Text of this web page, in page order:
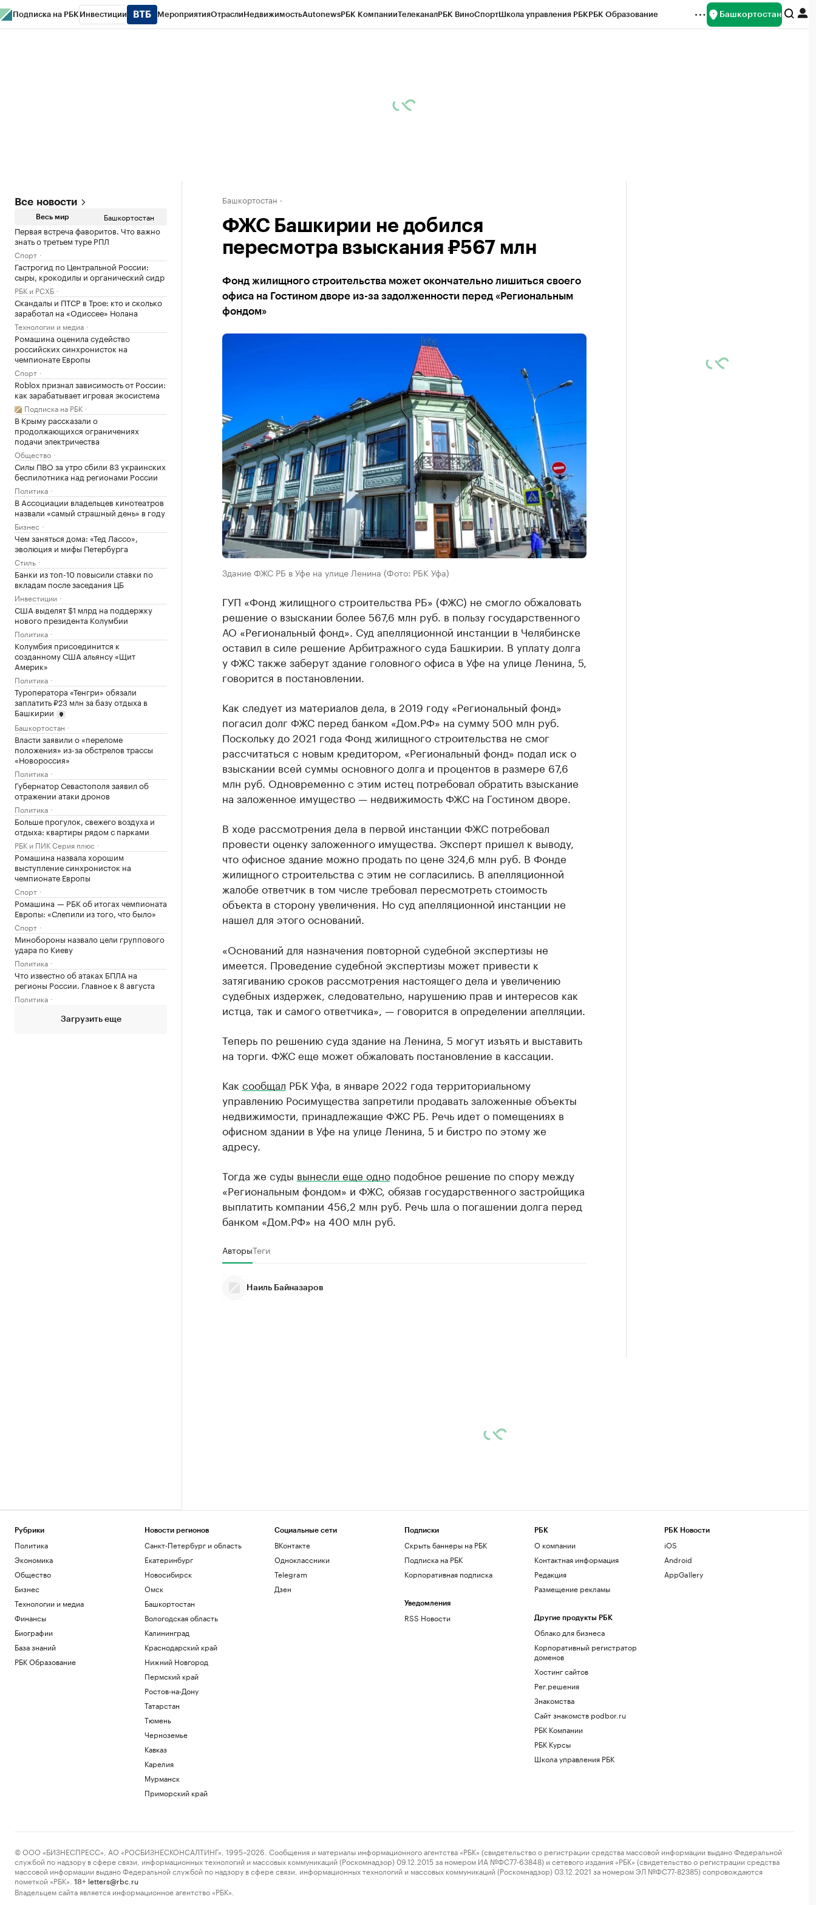
Подписка на РБК Инвестиции МероприятияОтраслиНедвижимостьAutonewsРБК КомпанииТелеканалРБК ВиноСпортШкола управления РБКРБК Образование Башкортостан
Все новости
Весь мир Башкортостан
Первая встреча фаворитов. Что важно
знать о третьем туре РПЛ
Спорт
Гастрогид по Центральной России:
сыры, крокодилы и органический сидр
РБК и РСХБ
Скандалы и ПТСР в Трое: кто и сколько
заработал на «Одиссее» Нолана
Технологии и медиа
Ромашина оценила судейство
российских синхронисток на
чемпионате Европы
Спорт
Roblox признал зависимость от России:
как зарабатывает игровая экосистема
Подписка на РБК
В Крыму рассказали о
продолжающихся ограничениях
подачи электричества
Общество
Силы ПВО за утро сбили 83 украинских
беспилотника над регионами России
Политика
В Ассоциации владельцев кинотеатров
назвали «самый страшный день» в году
Бизнес
Чем заняться дома: «Тед Лассо»,
эволюция и мифы Петербурга
Стиль
Банки из топ-10 повысили ставки по
вкладам после заседания ЦБ
Инвестиции
США выделят $1 млрд на поддержку
нового президента Колумбии
Политика
Колумбия присоединится к
созданному США альянсу «Щит
Америк»
Политика
Туроператора «Тенгри» обязали
заплатить ₽23 млн за базу отдыха в
Башкирии
Башкортостан
Власти заявили о «переломе
положения» из-за обстрелов трассы
«Новороссия»
Политика
Губернатор Севастополя заявил об
отражении атаки дронов
Политика
Больше прогулок, свежего воздуха и
отдыха: квартиры рядом с парками
РБК и ПИК Серия плюс
Ромашина назвала хорошим
выступление синхронисток на
чемпионате Европы
Спорт
Ромашина — РБК об итогах чемпионата
Европы: «Слепили из того, что было»
Спорт
Минобороны назвало цели группового
удара по Киеву
Политика
Что известно об атаках БПЛА на
регионы России. Главное к 8 августа
Политика
Загрузить еще
Башкортостан
ФЖС Башкирии не добился
пересмотра взыскания ₽567 млн
Фонд жилищного строительства может окончательно лишиться своего
офиса на Гостином дворе из-за задолженности перед «Региональным
фондом»
Здание ФЖС РБ в Уфе на улице Ленина (Фото: РБК Уфа)
ГУП «Фонд жилищного строительства РБ» (ФЖС) не смогло обжаловать
решение о взыскании более 567,6 млн руб. в пользу государственного
АО «Региональный фонд». Суд апелляционной инстанции в Челябинске
оставил в силе решение Арбитражного суда Башкирии. В уплату долга
у ФЖС также заберут здание головного офиса в Уфе на улице Ленина, 5,
говорится в постановлении.
Как следует из материалов дела, в 2019 году «Региональный фонд»
погасил долг ФЖС перед банком «Дом.РФ» на сумму 500 млн руб.
Поскольку до 2021 года Фонд жилищного строительства не смог
рассчитаться с новым кредитором, «Региональный фонд» подал иск о
взыскании всей суммы основного долга и процентов в размере 67,6
млн руб. Одновременно с этим истец потребовал обратить взыскание
на заложенное имущество — недвижимость ФЖС на Гостином дворе.
В ходе рассмотрения дела в первой инстанции ФЖС потребовал
провести оценку заложенного имущества. Эксперт пришел к выводу,
что офисное здание можно продать по цене 324,6 млн руб. В Фонде
жилищного строительства с этим не согласились. В апелляционной
жалобе ответчик в том числе требовал пересмотреть стоимость
объекта в сторону увеличения. Но суд апелляционной инстанции не
нашел для этого оснований.
«Оснований для назначения повторной судебной экспертизы не
имеется. Проведение судебной экспертизы может привести к
затягиванию сроков рассмотрения настоящего дела и увеличению
судебных издержек, следовательно, нарушению прав и интересов как
истца, так и самого ответчика», — говорится в определении апелляции.
Теперь по решению суда здание на Ленина, 5 могут изъять и выставить
на торги. ФЖС еще может обжаловать постановление в кассации.
Как сообщал РБК Уфа, в январе 2022 года территориальному
управлению Росимущества запретили продавать заложенные объекты
недвижимости, принадлежащие ФЖС РБ. Речь идет о помещениях в
офисном здании в Уфе на улице Ленина, 5 и бистро по этому же
адресу.
Тогда же суды вынесли еще одноподобное решение по спору между
«Региональным фондом» и ФЖС, обязав государственного застройщика
выплатить компании 456,2 млн руб. Речь шла о погашении долга перед
банком «Дом.РФ» на 400 млн руб.
АвторыТеги
Наиль Байназаров
Рубрики
Политика
Экономика
Общество
Бизнес
Технологии и медиа
Финансы
Биографии
База знаний
РБК Образование
Новости регионов
Санкт-Петербург и область
Екатеринбург
Новосибирск
Омск
Башкортостан
Вологодская область
Калининград
Краснодарский край
Нижний Новгород
Пермский край
Ростов-на-Дону
Татарстан
Тюмень
Черноземье
Кавказ
Карелия
Мурманск
Приморский край
Социальные сети
ВКонтакте
Одноклассники
Telegram
Дзен
Подписки
Скрыть баннеры на РБК
Подписка на РБК
Корпоративная подписка
Уведомления
RSS Новости
РБК
О компании
Контактная информация
Редакция
Размещение рекламы
Другие продукты РБК
Облако для бизнеса
Корпоративный регистратор
доменов
Хостинг сайтов
Рег.решения
Знакомства
Сайт знакомств podbor.ru
РБК Компании
РБК Курсы
Школа управления РБК
РБК Новости
iOS
Android
AppGallery
© ООО «БИЗНЕСПРЕСС», АО «РОСБИЗНЕСКОНСАЛТИНГ», 1995–2026. Сообщения и материалы информационного агентства «РБК» (свидетельство о регистрации средства массовой информации выдано Федеральной
службой по надзору в сфере связи, информационных технологий и массовых коммуникаций (Роскомнадзор) 09.12.2015 за номером ИА №ФС77-63848) и сетевого издания «РБК» (свидетельство о регистрации средства
массовой информации выдано Федеральной службой по надзору в сфере связи, информационных технологий и массовых коммуникаций (Роскомнадзор) 03.12.2021 за номером ЭЛ №ФС77-82385) сопровождаются
пометкой «РБК».
18+ letters@rbc.ru
Владельцем сайта является информационное агентство «РБК».